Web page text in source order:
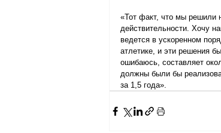
«Тот факт, что мы решили
действительности. Хочу
ведется в ускоренном
атлетике, и эти решения
ошибаюсь, составляет
должны были бы
за 1,5 года».